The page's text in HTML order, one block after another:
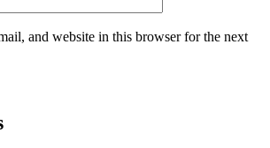
and website in this browser for the next